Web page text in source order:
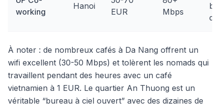
working
Hanoi
EUR
Mbps
À noter : de nombreux cafés à Da Nang offrent un
wifi excellent (30-50 Mbps) et tolèrent les nomads qui
travaillent pendant des heures avec un café
vietnamien à 1 EUR. Le quartier An Thuong est un
véritable “bureau à ciel ouvert” avec des dizaines de